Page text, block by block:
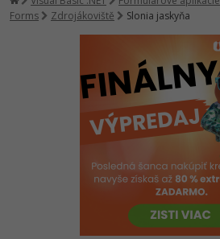
Kurzy programovania
Java -80%
C# .NET -80%
Python -80%
-80%
Forms
Zdrojákoviště Slonia jaskyňa